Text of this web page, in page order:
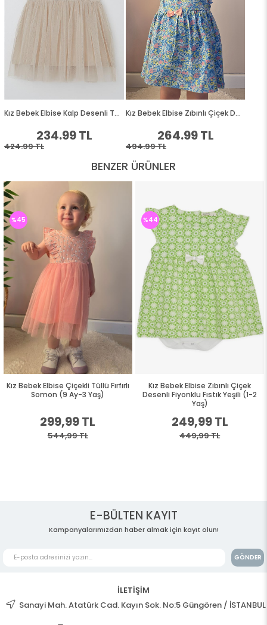
BENZER ÜRÜNLER
Kız Bebek Elbise Çiçekli Tüllü Fırfırlı
Somon (9 Ay-3 Yaş)
299,99 TL
544,99 TL
%45
Kız Bebek Elbise Zıbınlı Çiçek
Desenli Fiyonklu Fıstık Yeşili (1-2
Yaş)
249,99 TL
449,99 TL
%44
E-BÜLTEN KAYIT
Kampanyalarımızdan haber almak için kayıt olun!
GÖNDER
İLETİŞİM
Sanayi Mah. Atatürk Cad. Kayın Sok. No:5 Güngören / İSTANBUL